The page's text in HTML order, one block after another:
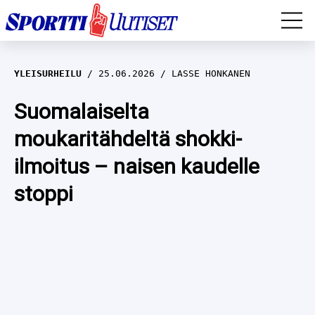
EM-YLEISURHEILU
JÄÄKIEKKO
YLEISURHEILU
WILMA HELTELÄ
TALVILAJIT
YLEISURHEILU 25.06.2026 LASSE HONKANEN
Suomalaiselta
moukaritähdeltä shokki-
ilmoitus – naisen kaudelle
stoppi